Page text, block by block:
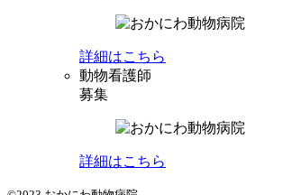
詳細はこちら
動物看護師
募集
詳細はこちら